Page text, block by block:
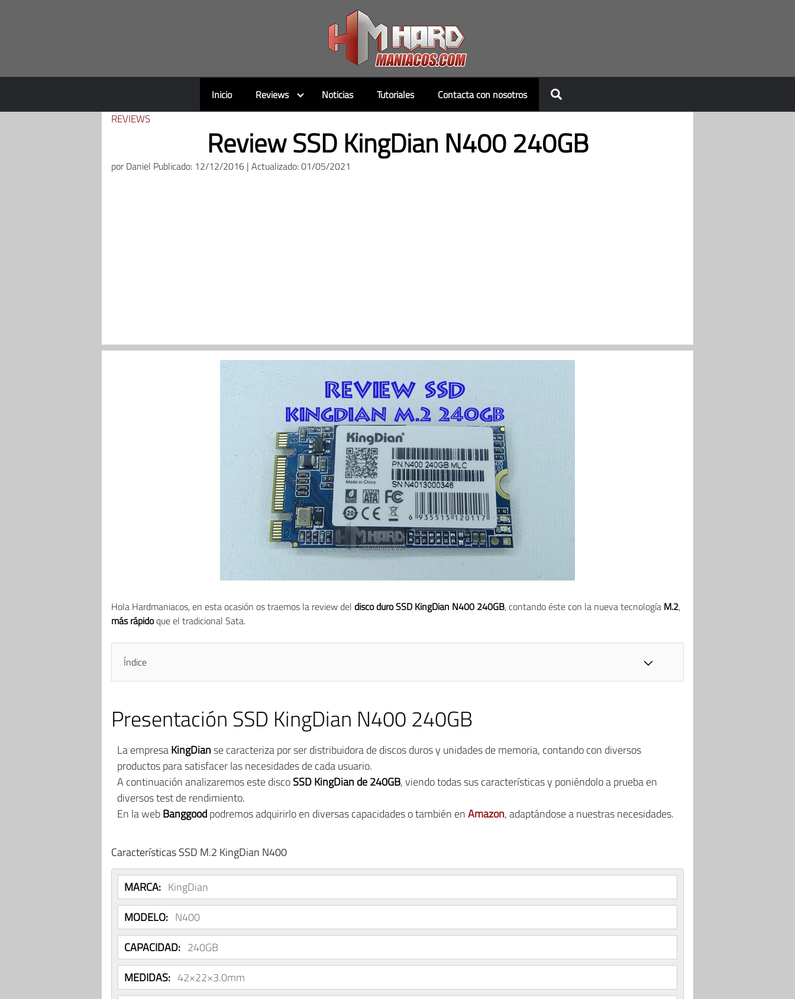
Inicio Reviews Noticias Tutoriales Contacta con nosotros
REVIEWS
Review SSD KingDian N400 240GB
porDaniel Publicado: 12/12/2016 | Actualizado: 01/05/2021
Hola Hardmaniacos, en esta ocasión os traemos la review del disco duro SSD KingDian N400 240GB, contando éste con la nueva tecnología M.2,
más rápidoque el tradicional Sata.
Índice
Presentación SSD KingDian N400 240GB
La empresaKingDianse caracteriza por ser distribuidora de discos duros y unidades de memoria, contando con diversos
productos para satisfacer las necesidades de cada usuario.
A continuación analizaremos este discoSSD KingDian de 240GB, viendo todas sus características y poniéndolo a prueba en
diversos test de rendimiento.
En la webBanggoodpodremos adquirirlo en diversas capacidades o también enAmazon, adaptándose a nuestras necesidades.
Características SSD M.2 KingDian N400
MARCA: KingDian
MODELO: N400
CAPACIDAD: 240GB
MEDIDAS: 42×22×3.0mm